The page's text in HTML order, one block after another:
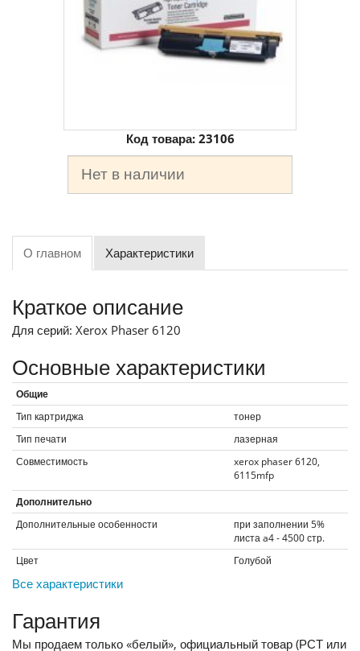
Код товара: 23106
Нет в наличии
О главном Характеристики
Краткое описание
Для серий: Xerox Phaser 6120
Основные характеристики
Общие
Тип картриджа
тонер
Тип печати
лазерная
Совместимость
xerox phaser 6120,
6115mfp
Дополнительно
Дополнительные особенности
при заполнении 5%
листа a4 - 4500 стр.
Цвет
Голубой
Все характеристики
Гарантия
Мы продаем только «белый», официальный товар (РСТ или